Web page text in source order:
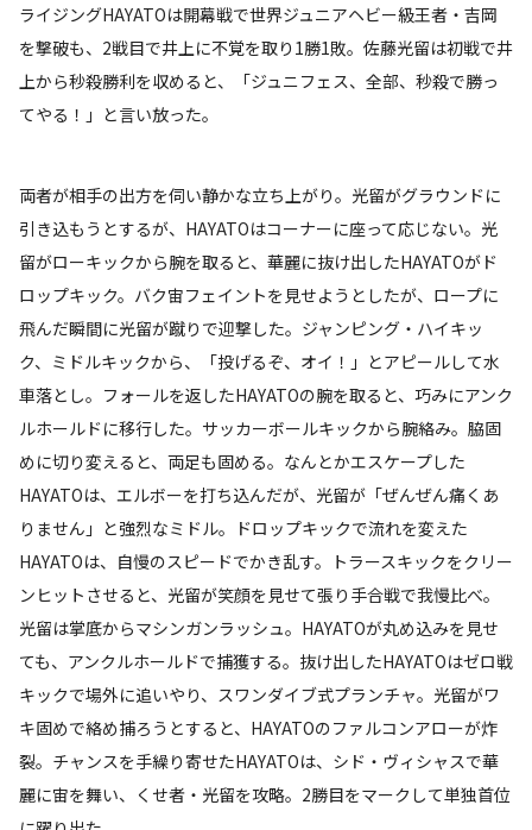
ライジングHAYATOは開幕戦で世界ジュニアヘビー級王者・吉岡
を撃破も、2戦目で井上に不覚を取り1勝1敗。佐藤光留は初戦で井
上から秒殺勝利を収めると、「ジュニフェス、全部、秒殺で勝っ
てやる！」と言い放った。
両者が相手の出方を伺い静かな立ち上がり。光留がグラウンドに
引き込もうとするが、HAYATOはコーナーに座って応じない。光
留がローキックから腕を取ると、華麗に抜け出したHAYATOがド
ロップキック。バク宙フェイントを見せようとしたが、ロープに
飛んだ瞬間に光留が蹴りで迎撃した。ジャンピング・ハイキッ
ク、ミドルキックから、「投げるぞ、オイ！」とアピールして水
車落とし。フォールを返したHAYATOの腕を取ると、巧みにアンク
ルホールドに移行した。サッカーボールキックから腕絡み。脇固
めに切り変えると、両足も固める。なんとかエスケープした
HAYATOは、エルボーを打ち込んだが、光留が「ぜんぜん痛くあ
りません」と強烈なミドル。ドロップキックで流れを変えた
HAYATOは、自慢のスピードでかき乱す。トラースキックをクリー
ンヒットさせると、光留が笑顔を見せて張り手合戦で我慢比べ。
光留は掌底からマシンガンラッシュ。HAYATOが丸め込みを見せ
ても、アンクルホールドで捕獲する。抜け出したHAYATOはゼロ戦
キックで場外に追いやり、スワンダイブ式プランチャ。光留がワ
キ固めで絡め捕ろうとすると、HAYATOのファルコンアローが炸
裂。チャンスを手繰り寄せたHAYATOは、シド・ヴィシャスで華
麗に宙を舞い、くせ者・光留を攻略。2勝目をマークして単独首位